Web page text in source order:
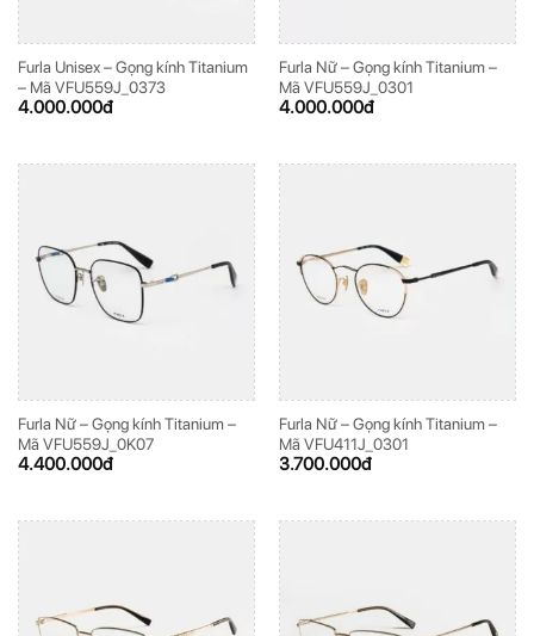
Furla Unisex – Gọng kính Titanium
– Mã VFU559J_0373
4.000.000đ
Furla Nữ – Gọng kính Titanium –
Mã VFU559J_0301
4.000.000đ
Furla Nữ – Gọng kính Titanium –
Mã VFU559J_0K07
4.400.000đ
Furla Nữ – Gọng kính Titanium –
Mã VFU411J_0301
3.700.000đ